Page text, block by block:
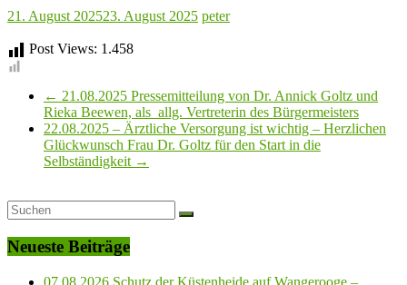
21. August 202523. August 2025 peter
Post Views: 1.458
← 21.08.2025 Pressemitteilung von Dr. Annick Goltz und
Rieka Beewen, als allg. Vertreterin des Bürgermeisters
22.08.2025 – Ärztliche Versorgung ist wichtig – Herzlichen
Glückwunsch Frau Dr. Goltz für den Start in die
Selbständigkeit →
Neueste Beiträge
07.08.2026 Schutz der Küstenheide auf Wangerooge –